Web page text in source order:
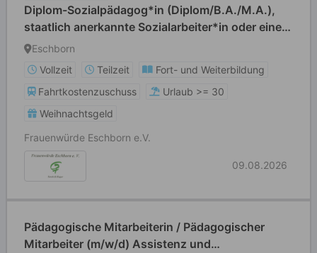
Diplom-Sozialpädagog*in (Diplom/B.A./M.A.),
staatlich anerkannte Sozialarbeiter*in oder eine
vergleichbare Fachkraft (m/w/d) Teilzeit
Eschborn
Vollzeit
Teilzeit
Fort- und Weiterbildung
Fahrtkostenzuschuss
Urlaub >= 30
Weihnachtsgeld
Frauenwürde Eschborn e.V.
09.08.2026
Pädagogische Mitarbeiterin / Pädagogischer
Mitarbeiter (m/w/d) Assistenz und